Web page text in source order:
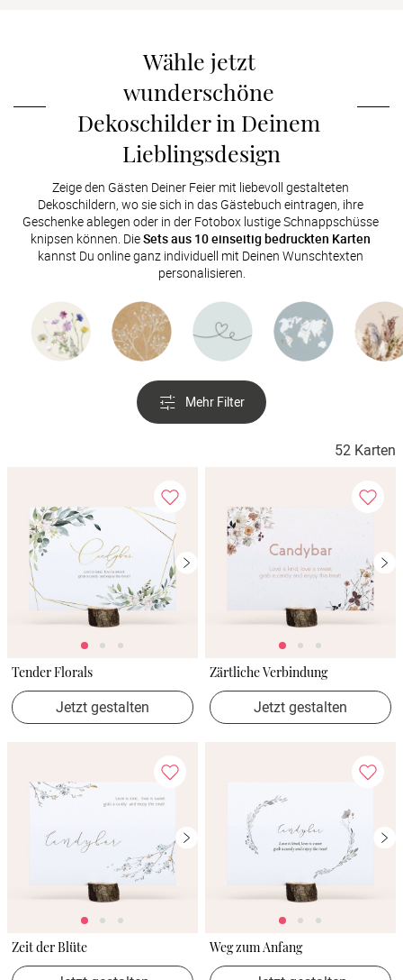
Wähle jetzt
wunderschöne
Dekoschilder in Deinem
Lieblingsdesign
Zeige den Gästen Deiner Feier mit liebevoll gestalteten
Dekoschildern, wo sie sich in das Gästebuch eintragen, ihre
Geschenke ablegen oder in der Fotobox lustige Schnappschüsse
knipsen können. Die Sets aus 10 einseitig bedruckten Karten
kannst Du online ganz individuell mit Deinen Wunschtexten
personalisieren.
Mehr Filter
52 Karten
Tender Florals
Jetzt gestalten
Zärtliche Verbindung
Jetzt gestalten
Zeit der Blüte Weg zum Anfang